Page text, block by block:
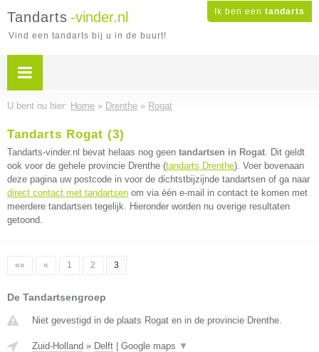
Ik ben een tandarts
Tandarts -vinder.nl
Vind een tandarts bij u in de buurt!
U bent nu hier: Home » Drenthe » Rogat
Tandarts Rogat (3)
Tandarts-vinder.nl bevat helaas nog geen tandartsen in Rogat. Dit geldt
ook voor de gehele provincie Drenthe (tandarts Drenthe). Voer bovenaan
deze pagina uw postcode in voor de dichtstbijzijnde tandartsen of ga naar
direct contact met tandartsen om via één e-mail in contact te komen met
meerdere tandartsen tegelijk. Hieronder worden nu overige resultaten
getoond.
«« « 1 2 3
De Tandartsengroep
Niet gevestigd in de plaats Rogat en in de provincie Drenthe.
Zuid-Holland » Delft Google maps ▼